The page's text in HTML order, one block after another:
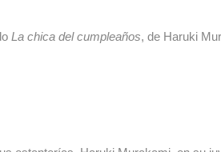
La chica del cumpleaños, de Haruki